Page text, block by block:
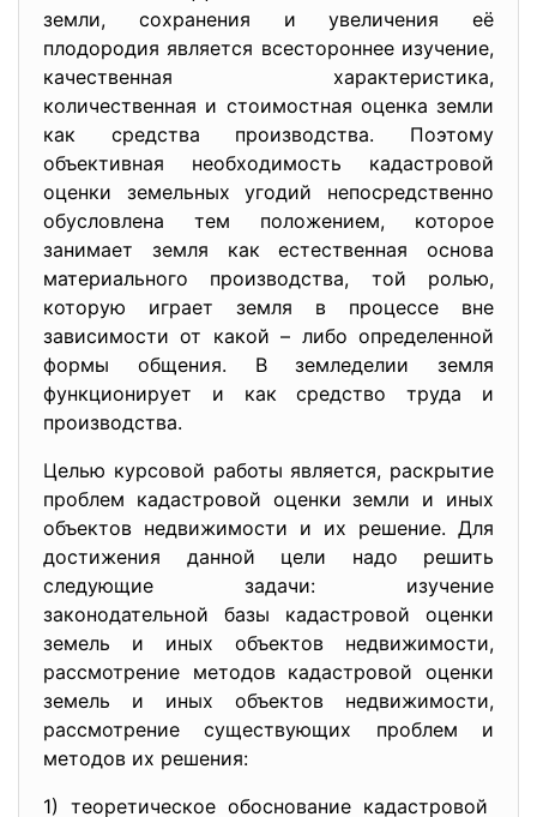
земли, сохранения и увеличения её
плодородия является всестороннее изучение,
качественная характеристика,
количественная и стоимостная оценка земли
как средства производства. Поэтому
объективная необходимость кадастровой
оценки земельных угодий непосредственно
обусловлена тем положением, которое
занимает земля как естественная основа
материального производства, той ролью,
которую играет земля в процессе вне
зависимости от какой – либо определенной
формы общения. В земледелии земля
функционирует и как средство труда и
производства.
Целью курсовой работы является, раскрытие
проблем кадастровой оценки земли и иных
объектов недвижимости и их решение. Для
достижения данной цели надо решить
следующие задачи: изучение
законодательной базы кадастровой оценки
земель и иных объектов недвижимости,
рассмотрение методов кадастровой оценки
земель и иных объектов недвижимости,
рассмотрение существующих проблем и
методов их решения:
1) теоретическое обоснование кадастровой